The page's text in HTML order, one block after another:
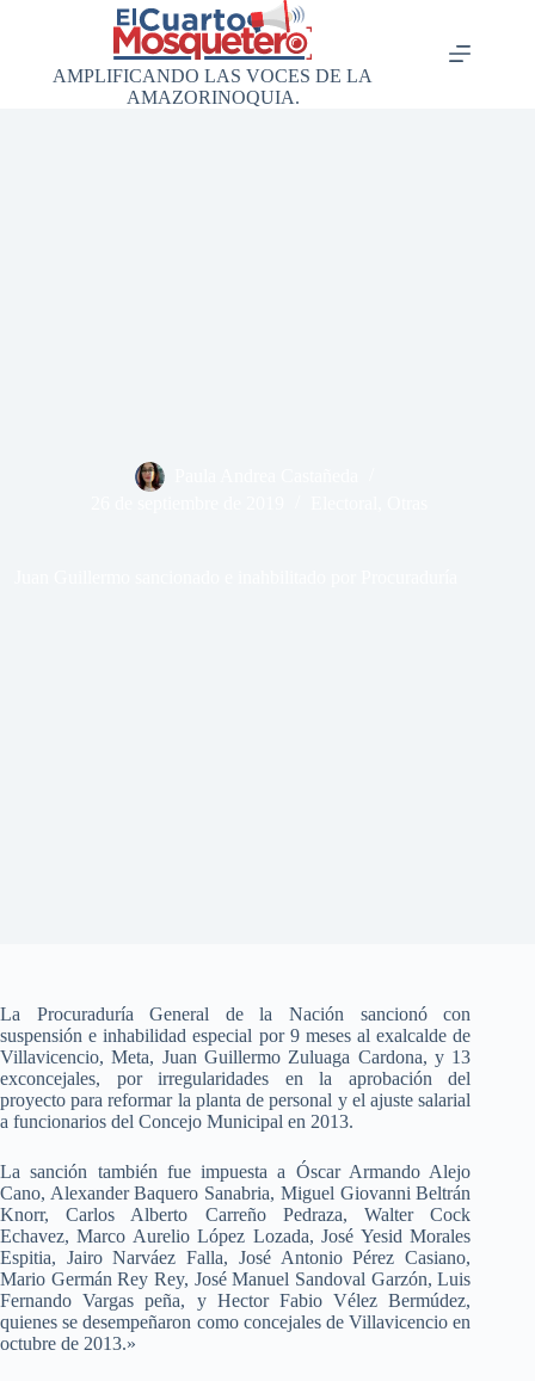
AMPLIFICANDO LAS VOCES DE LA
AMAZORINOQUIA.
La Procuraduría General de la Nación sancionó con
suspensión e inhabilidad especial por 9 meses al exalcalde de
Villavicencio, Meta, Juan Guillermo Zuluaga Cardona, y 13
exconcejales, por irregularidades en la aprobación del
proyecto para reformar la planta de personal y el ajuste salarial
a funcionarios del Concejo Municipal en 2013.
La sanción también fue impuesta a Óscar Armando Alejo
Cano, Alexander Baquero Sanabria, Miguel Giovanni Beltrán
Knorr, Carlos Alberto Carreño Pedraza, Walter Cock
Echavez, Marco Aurelio López Lozada, José Yesid Morales
Espitia, Jairo Narváez Falla, José Antonio Pérez Casiano,
Mario Germán Rey Rey, José Manuel Sandoval Garzón, Luis
Fernando Vargas peña, y Hector Fabio Vélez Bermúdez,
quienes se desempeñaron como concejales de Villavicencio en
octubre de 2013.»